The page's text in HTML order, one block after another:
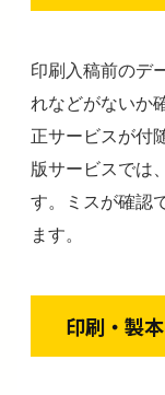
印刷入稿前のデ
れなどがないか
正サービスが付
版サービスでは
す。ミスが確認
ます。
印刷・製本